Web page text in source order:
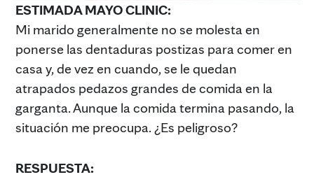
ESTIMADA MAYO CLINIC:
Mi marido generalmente no se molesta en
ponerse las dentaduras postizas para comer en
casa y, de vez en cuando, se le quedan
atrapados pedazos grandes de comida en la
garganta. Aunque la comida termina pasando, la
situación me preocupa. ¿Es peligroso?
RESPUESTA: